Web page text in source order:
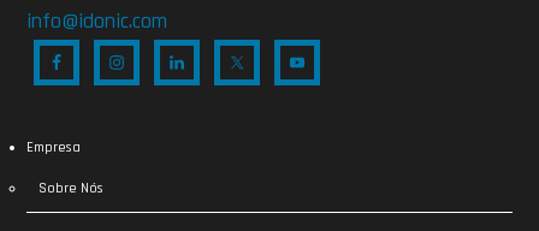
info@idonic.com
Empresa
Sobre Nós